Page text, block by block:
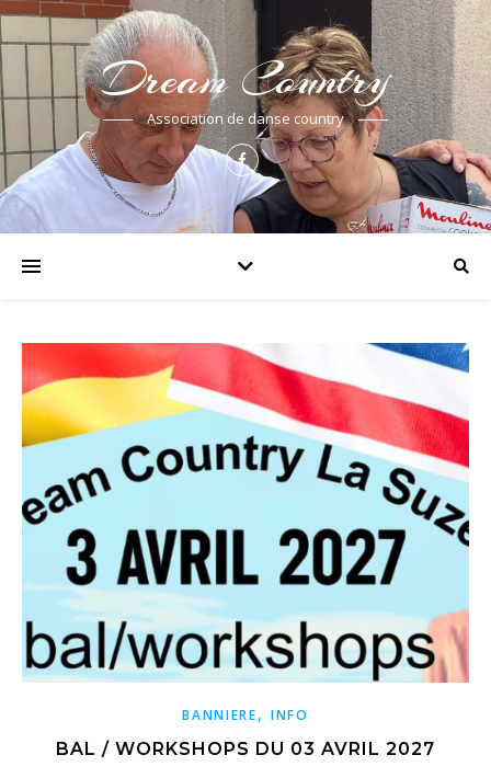
Dream Country
Association de danse country
BANNIERE, INFO
BAL / WORKSHOPS DU 03 AVRIL 2027